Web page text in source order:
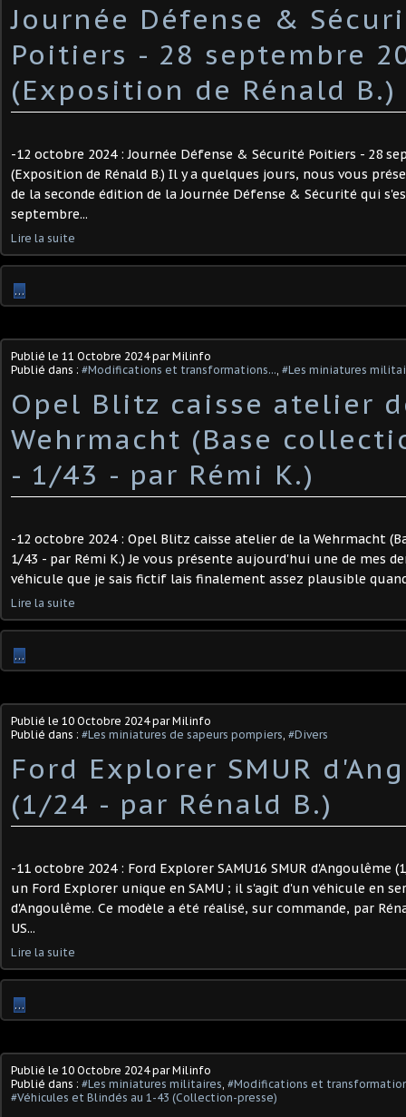
Journée Défense &
Poitiers - 28 septembre
(Exposition de Rénald B.) ​
-12 octobre 2024 : Journée Défense & Sécurité Poitiers - 28
(Exposition de Rénald B.) Il y a quelques jours, nous vous
de la seconde édition de la Journée Défense & Sécurité qui
septembre...
Lire la suite
…
Publié le 11 Octobre 2024par Milinfo
Publié dans : #Modifications et transformations..., #Les miniatures
Opel Blitz caisse atelier
Wehrmacht (Base
- 1/43 - par Rémi K.) ​
-12 octobre 2024 : Opel Blitz caisse atelier de la Wehrmacht
1/43 - par Rémi K.) Je vous présente aujourd'hui une de mes
véhicule que je sais fictif lais finalement assez plausible
Lire la suite
…
Publié le 10 Octobre 2024par Milinfo
Publié dans : #Les miniatures de sapeurs pompiers, #Divers
Ford Explorer SMUR
(1/24 - par Rénald B.)
-11 octobre 2024 : Ford Explorer SAMU16 SMUR d'Angoulême
un Ford Explorer unique en SAMU ; il s'agit d'un véhicule en
d'Angoulême. Ce modèle a été réalisé, sur commande, par
US...
Lire la suite
…
Publié le 10 Octobre 2024par Milinfo
Publié dans : #Les miniatures militaires, #Modifications et
#Véhicules et Blindés au 1-43 (Collection-presse)